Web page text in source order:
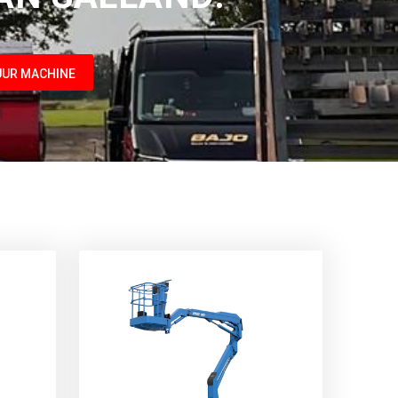
MACHINE